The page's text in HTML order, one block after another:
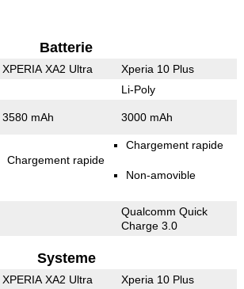
Batterie
XPERIA XA2 Ultra Xperia 10 Plus
Li-Poly
3580 mAh 3000 mAh
Chargement rapide
Chargement rapide
Non-amovible
Qualcomm Quick
Charge 3.0
Systeme
XPERIA XA2 Ultra Xperia 10 Plus